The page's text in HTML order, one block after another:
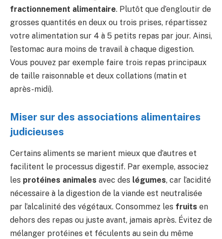
fractionnement alimentaire. Plutôt que d’engloutir de
grosses quantités en deux ou trois prises, répartissez
votre alimentation sur 4 à 5 petits repas par jour. Ainsi,
l’estomac aura moins de travail à chaque digestion.
Vous pouvez par exemple faire trois repas principaux
de taille raisonnable et deux collations (matin et
après-midi).
Miser sur des associations alimentaires
judicieuses
Certains aliments se marient mieux que d’autres et
facilitent le processus digestif. Par exemple, associez
les protéines animales avec des légumes, car l’acidité
nécessaire à la digestion de la viande est neutralisée
par l’alcalinité des végétaux. Consommez les fruits en
dehors des repas ou juste avant, jamais après. Évitez de
mélanger protéines et féculents au sein du même